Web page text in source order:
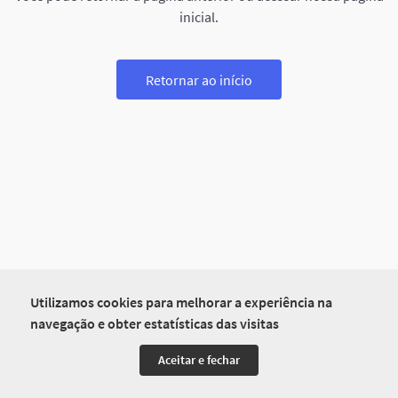
Utilizamos cookies para melhorar a experiência na
navegação e obter estatísticas das visitas
Aceitar e fechar
inicial.
Retornar ao início